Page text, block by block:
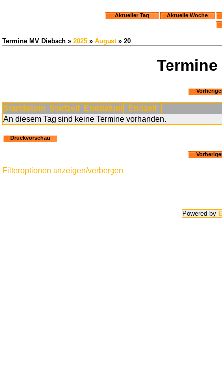
Aktueller Tag Aktuelle Woche
Termine MV Diebach » 2025 » August» 20
Termine
Startdatum Startzeit Enddatum
Endzeit
An diesem Tag sind keine Termine vorhanden.
Druckvorschau
Filteroptionen anzeigen/verbergen
Powered by